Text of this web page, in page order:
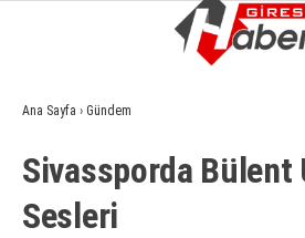
GÜNDEM
EKONOMI
Ana Sayfa › Gündem
Si̇vassporda Bülent
Sesleri̇